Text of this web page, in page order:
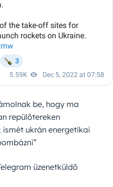
be, hogy ma
repülőtereken
ukrán energetikai
üzenetküldő